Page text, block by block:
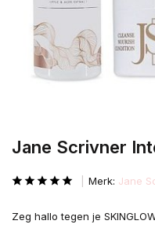
Jane Scrivner
Merk: Jane
Zeg hallo tegen je